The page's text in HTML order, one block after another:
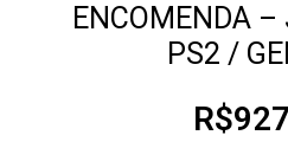
ENCOMENDA
PS2 /
R$